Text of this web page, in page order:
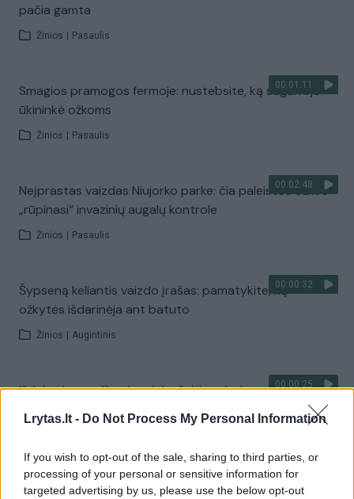
Lrytas.lt - Do Not Process My Personal Information
If you wish to opt-out of the sale, sharing to third parties, or
processing of your personal or sensitive information for
targeted advertising by us, please use the below opt-out
pačia gamta
Žinios Pasaulis
00:01:11
Smagios pramogos fermoje: nustebsite, ką sugalvojo
ūkininkė ožkoms
Žinios Pasaulis
00:02:48
Neįprastas vaizdas Niujorko parke: čia paleistos ožkos
„rūpinasi“ invazinių augalų kontrole
Žinios Pasaulis
00:00:32
Šypseną keliantis vaizdo įrašas: pamatykite, ką
ožkytės išdarinėja ant batuto
Žinios Augintinis
00:00:25
Išdykusioms ožkytėms joks šaltis nebaisus: dūksta
Sugalvojo išradingą būdą pašalinti invazines piktžoles: